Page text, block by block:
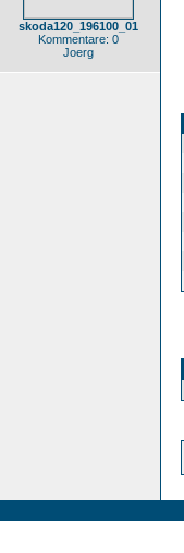
skoda120_196100_01
Kommentare: 0
Joerg